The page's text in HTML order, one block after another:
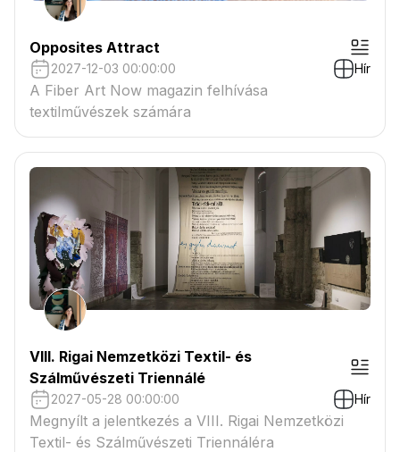
Opposites Attract
2027-12-03 00:00:00 Hír
A Fiber Art Now magazin felhívása
textilművészek számára
VIII. Rigai Nemzetközi Textil- és
Szálművészeti Triennálé
2027-05-28 00:00:00 Hír
Megnyílt a jelentkezés a VIII. Rigai Nemzetközi
Textil- és Szálművészeti Triennáléra